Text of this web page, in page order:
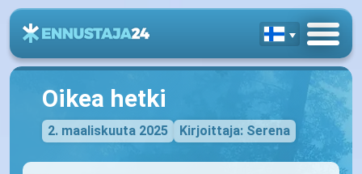
Oikea hetki
2. maaliskuuta 2025 Kirjoittaja: Serena